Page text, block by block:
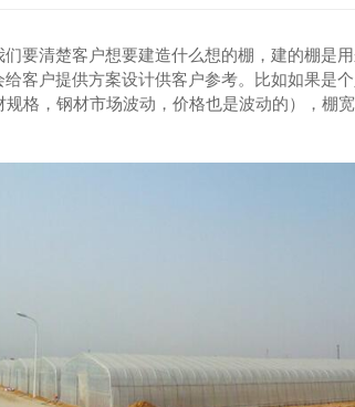
要清楚客户想要建造什么想的棚，建的棚是
客户提供方案设计供客户参考。比如如果是
格，钢材市场波动，价格也是波动的），棚